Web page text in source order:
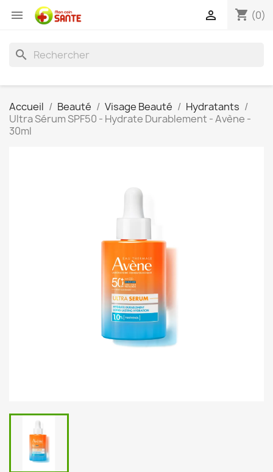
 shopping_cart (0)

search
Accueil Beauté Visage Beauté
Hydratants
Ultra Sérum SPF50 - Hydrate Durablement - Avène -
30ml